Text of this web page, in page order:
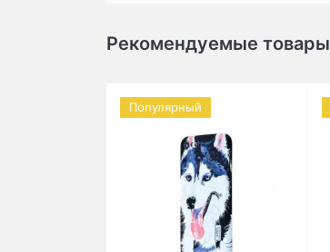
Рекомендуемые товары
Популярный